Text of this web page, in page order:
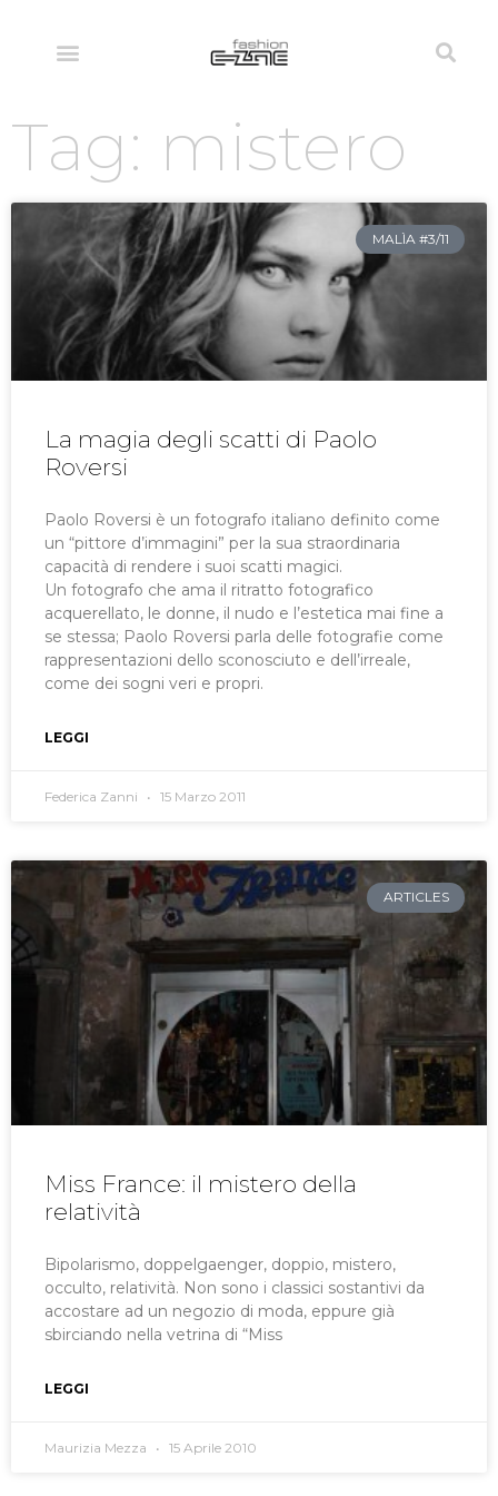
Tag: mistero
MALÌA #3/11
La magia degli scatti di Paolo
Roversi
Paolo Roversi è un fotografo italiano definito come
un “pittore d’immagini” per la sua straordinaria
capacità di rendere i suoi scatti magici.
Un fotografo che ama il ritratto fotografico
acquerellato, le donne, il nudo e l’estetica mai fine a
se stessa; Paolo Roversi parla delle fotografie come
rappresentazioni dello sconosciuto e dell’irreale,
come dei sogni veri e propri.
LEGGI
Federica Zanni 15 Marzo 2011
ARTICLES
Miss France: il mistero della
relatività
Bipolarismo, doppelgaenger, doppio, mistero,
occulto, relatività. Non sono i classici sostantivi da
accostare ad un negozio di moda, eppure già
sbirciando nella vetrina di “Miss
LEGGI
Maurizia Mezza 15 Aprile 2010